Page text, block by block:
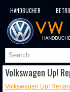
HANDBÜCHER
SITEMAP
Volkswagen Up!
Volkswagen Up!